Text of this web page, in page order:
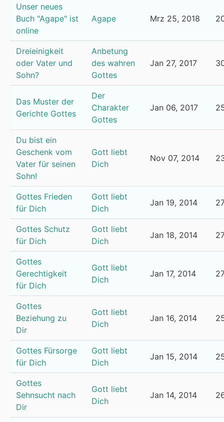
Unser neues
Buch "Agape" ist
online
Agape Mrz 25, 2018
Dreieinigkeit
oder Vater und
Sohn?
Anbetung
des wahren
Gottes
Jan 27, 2017
Das Muster der
Gerichte Gottes
Der
Charakter
Gottes
Jan 06, 2017
Du bist ein
Geschenk vom
Vater für seinen
Sohn!
Gott liebt
Dich
Nov 07, 2014
Gottes Frieden
für Dich
Gott liebt
Dich
Jan 19, 2014
Gottes Schutz
für Dich
Gott liebt
Dich
Jan 18, 2014
Gottes
Gerechtigkeit
für Dich
Gott liebt
Dich
Jan 17, 2014
Gottes
Beziehung zu
Dir
Gott liebt
Dich
Jan 16, 2014
Gottes Fürsorge
für Dich
Gott liebt
Dich
Jan 15, 2014
Gottes
Sehnsucht nach
Dir
Gott liebt
Dich
Jan 14, 2014